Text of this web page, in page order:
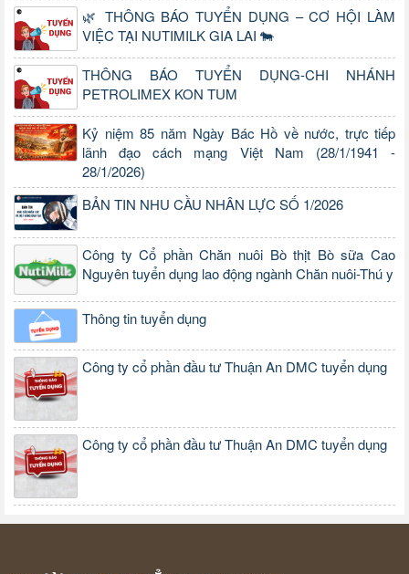
🌿 THÔNG BÁO TUYỂN DỤNG – CƠ HỘI LÀM
VIỆC TẠI NUTIMILK GIA LAI 🐄
THÔNG BÁO TUYỂN DỤNG-CHI NHÁNH
PETROLIMEX KON TUM
Kỷ niệm 85 năm Ngày Bác Hồ về nước, trực tiếp
lãnh đạo cách mạng Việt Nam (28/1/1941 -
28/1/2026)
BẢN TIN NHU CẦU NHÂN LỰC SỐ 1/2026
Công ty Cổ phần Chăn nuôi Bò thịt Bò sữa Cao
Nguyên tuyển dụng lao động ngành Chăn nuôi-Thú y
Thông tin tuyển dụng
Công ty cổ phần đầu tư Thuận An DMC tuyển dụng
Công ty cổ phần đầu tư Thuận An DMC tuyển dụng